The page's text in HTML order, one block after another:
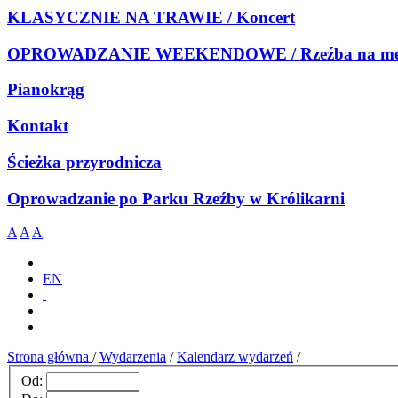
KLASYCZNIE NA TRAWIE / Koncert
OPROWADZANIE WEEKENDOWE / Rzeźba na
Pianokrąg
Kontakt
Ścieżka przyrodnicza
Oprowadzanie po Parku Rzeźby w Królikarni
A A A
EN
Strona główna / Wydarzenia /Kalendarz wydarzeń /
Od: